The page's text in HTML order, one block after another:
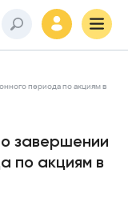
периода по акциям в
завершении
по акциям в